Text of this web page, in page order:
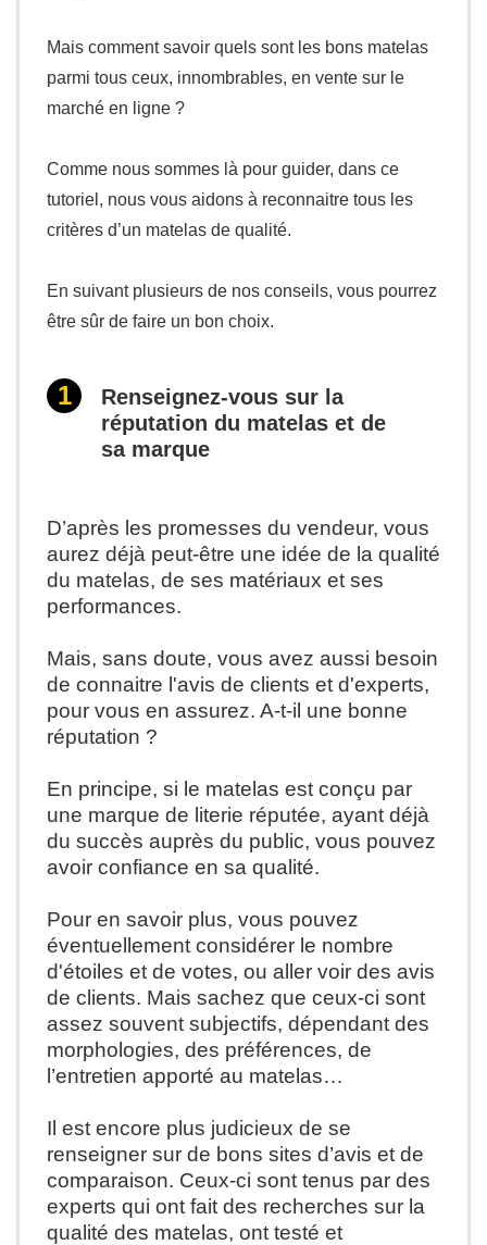
Mais comment savoir quels sont les bons matelas
parmi tous ceux, innombrables, en vente sur le
marché en ligne ?
Comme nous sommes là pour guider, dans ce
tutoriel, nous vous aidons à reconnaitre tous les
critères d’un matelas de qualité.
En suivant plusieurs de nos conseils, vous pourrez
être sûr de faire un bon choix.
Renseignez-vous sur la
réputation du matelas et de
sa marque
D’après les promesses du vendeur, vous
aurez déjà peut-être une idée de la qualité
du matelas, de ses matériaux et ses
performances.
Mais, sans doute, vous avez aussi besoin
de connaitre l'avis de clients et d'experts,
pour vous en assurez. A-t-il une bonne
réputation ?
En principe, si le matelas est conçu par
une marque de literie réputée, ayant déjà
du succès auprès du public, vous pouvez
avoir confiance en sa qualité.
Pour en savoir plus, vous pouvez
éventuellement considérer le nombre
d'étoiles et de votes, ou aller voir des avis
de clients. Mais sachez que ceux-ci sont
assez souvent subjectifs, dépendant des
morphologies, des préférences, de
l’entretien apporté au matelas…
Il est encore plus judicieux de se
renseigner sur de bons sites d’avis et de
comparaison. Ceux-ci sont tenus par des
experts qui ont fait des recherches sur la
qualité des matelas, ont testé et